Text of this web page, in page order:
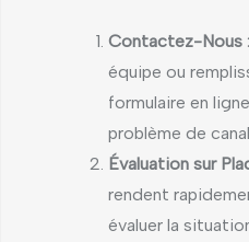
Contactez-Nous :
équipe ou
formulaire en
problème de
Évaluation sur
rendent
évaluer la